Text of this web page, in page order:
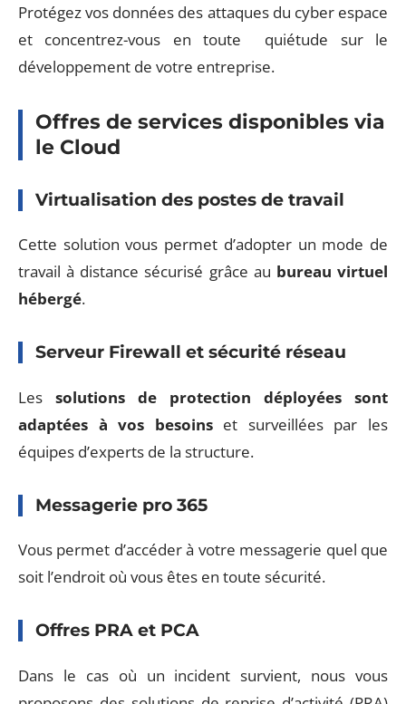
Protégez vos données des attaques du cyber espace
et concentrez-vous en toute quiétude sur le
développement de votre entreprise.
Offres de services disponibles via
le Cloud
Virtualisation des postes de travail
Cette solution vous permet d’adopter un mode de
travail à distance sécurisé grâce au bureau virtuel
hébergé.
Serveur Firewall et sécurité réseau
Les solutions de protection déployées sont
adaptées à vos besoinset surveillées par les
équipes d’experts de la structure.
Messagerie pro 365
Vous permet d’accéder à votre messagerie quel que
soit l’endroit où vous êtes en toute sécurité.
Offres PRA et PCA
Dans le cas où un incident survient, nous vous